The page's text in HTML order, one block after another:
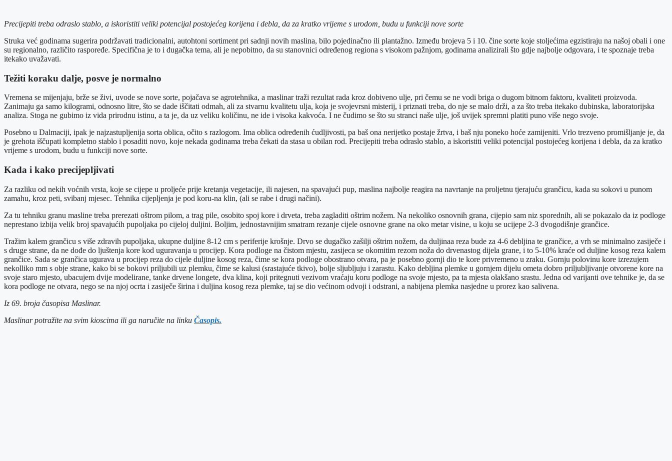
Precijepiti treba odraslo stablo, a iskoristiti veliki potencijal postojećeg korijena i debla, da za kratko vrijeme s urodom, budu u funkciji nove sorte
Struka već godinama sugerira podržavati tradicionalni, autohtoni sortiment pri sadnji novih maslina, bilo pojedinačno ili plantažno. Između brojeva 5 i 10. čine sorte koje stoljećima egzistiraju na našoj obali i one
su regionalno, različito raspoređe. Specifična je to i dugačka tema, ali je nepobitno, da su stanovnici određenog regiona s visokom pažnjom, godinama analizirali što gdje najbolje odgovara, i te spoznaje treba
itekako uvažavati.
Težiti koraku dalje, posve je normalno
Vremena se mijenjaju, brže se živi, uvode se nove sorte, pojačava se agrotehnika, a maslinar traži rezultat rada kroz dobiveno ulje, pri čemu se ne vodi briga o dugom bitnom faktoru, kvaliteti proizvoda.
Zanimaju ga samo kilogrami, odnosno litre, što se dade iščitati odmah, ali za stvarnu kvalitetu ulja, koja je svojevrsni misterij, i priznati treba, do nje se malo drži, a za što treba itekako dubinska, laboratorijska
analiza. Stoga ne gubimo iz vida prirodnu istinu, a ta je, da uz veliku količinu, ne ide i visoka kakvoća. I ne čudimo se što su stranci naše ulje, još uvijek spremni platiti puno više nego svoje.
Posebno u Dalmaciji, ipak je najzastupljenija sorta oblica, očito s razlogom. Ima oblica određenih ćudljivosti, pa baš ona nerijetko postaje žrtva, i baš nju poneko hoće zamijeniti. Vrlo trezveno promišljanje je, da
je grehota iščupati kompletno stablo i posaditi novo, koje nekada godinama treba čekati da stasa u obilan rod. Precijepiti treba odraslo stablo, a iskoristiti veliki potencijal postojećeg korijena i debla, da za kratko
vrijeme s urodom, budu u funkciji nove sorte.
Kada i kako precijepljivati
Za razliku od nekih voćnih vrsta, koje se cijepe u proljeće prije kretanja vegetacije, ili najesen, na spavajući pup, maslina najbolje reagira na navrtanje na proljetnu tjerajuću grančicu, kada su sokovi u punom
zamahu, kroz peti, svibanj mjesec. Tehnika cijepljenja je pod koru-na klin, (ali se rabe i drugi načini).
Za tu tehniku granu masline treba prerezati oštrom pilom, a trag pile, osobito spoj kore i drveta, treba zagladiti oštrim nožem. Na nekoliko osnovnih grana, cijepio sam niz sporednih, ali se pokazalo da iz podloge
neprestano izbija velik broj spavajućih pupoljaka po cijeloj duljini. Boljim, jednostavnijim smatram rezanje cijele osnovne grane na oko metar visine, u koju se ucijepe 2-3 dvogodišnje grančice.
Tražim kalem grančicu s više zdravih pupoljaka, ukupne duljine 8-12 cm s periferije krošnje. Drvo se dugačko zašilji oštrim nožem, da duljinaa reza bude za 4-6 debljina te grančice, a vrh se minimalno zasiječe i
s druge strane, da ne dođe do ljuštenja kore kod uguravanja u procijep. Kora podloge na čistom mjestu, zasijeca se okomitim rezom noža do drvenastog dijela grane, i to 5-10% kraće od duljine kosog reza kalem
grančice. Sada se grančica ugurava u procijep reza do cijele duljine kosog reza, čime se kora podloge obostrano otvara, pa je posebno gornji dio te kore privremeno u zraku. Gornju polovinu kore izrezujem
nekolliko mm s obje strane, kako bi se bokovi priljubili uz plemku, čime se kalusi (srastajuće tkivo), bolje sljubljuju i zarastu. Kako debljina plemke u gornjem dijelu ometa dobro priljubljivanje otvorene kore na
svoje staro mjesto, ubacujem dvije modelirane, tanke drvene longete, dva klina, koji pritegnuti vezivom vraćaju koru podloge na svoje mjesto, pa ta mjesta olakšano srastu. Jedna od varijanti ove tehnike je, da se
kora podloge ne otvara, nego se na njoj ocrta i zasiječe širina i duljina kosog reza plemke, taj se dio većinom odvoji i odstrani, a nabijena plemka nasjedne u prorez kao salivena.
Iz 69. broja časopisa Maslinar.
Maslinar potražite na svim kioscima ili ga naručite na linku Časopis.